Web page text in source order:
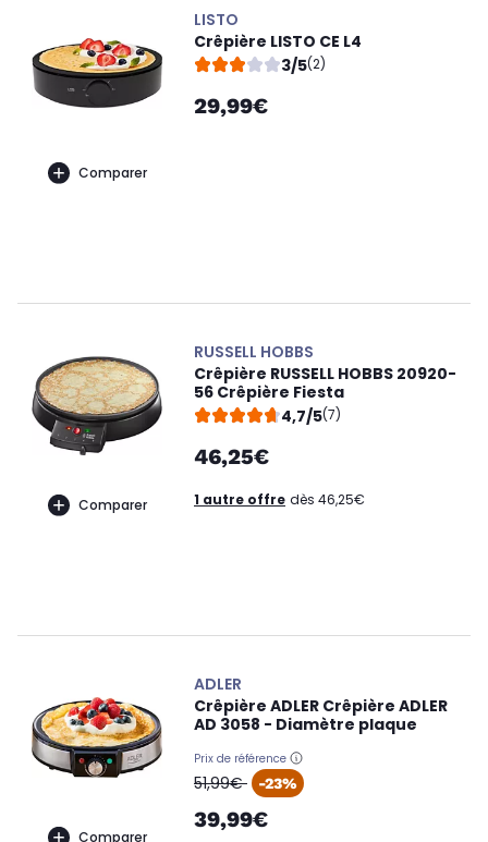
Comparer
LISTO
Crêpière LISTO CE L4
3/5(2)
29,99€
Comparer
RUSSELL HOBBS
Crêpière RUSSELL HOBBS 20920-
56 Crêpière Fiesta
4,7/5(7)
46,25€
1 autre offre dès 46,25€
Comparer
ADLER
Crêpière ADLER Crêpière ADLER
AD 3058 - Diamètre plaque
Prix de référence
oldPrice
51,99€ -23%
39,99€